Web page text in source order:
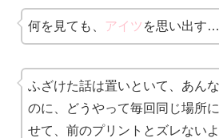
何を見ても、 アイツ を思い出す…
ふざけた話は置いといて、あん
のに、どうやって毎回同じ場所
せて、前のプリントとズレない